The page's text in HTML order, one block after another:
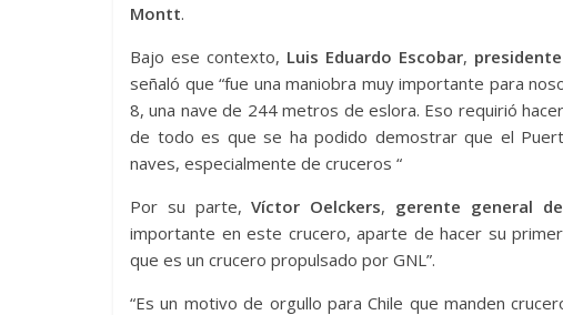
Montt.
Bajo ese contexto, Luis Eduardo Escobar,
señaló que “fue una maniobra muy importante para
8, una nave de 244 metros de eslora. Eso requirió
de todo es que se ha podido demostrar que el
naves, especialmente de cruceros “
Por su parte,Víctor Oelckers, gerente general
importante en este crucero, aparte de hacer su
que es un crucero propulsado por GNL”.
“Es un motivo de orgullo para Chile que manden